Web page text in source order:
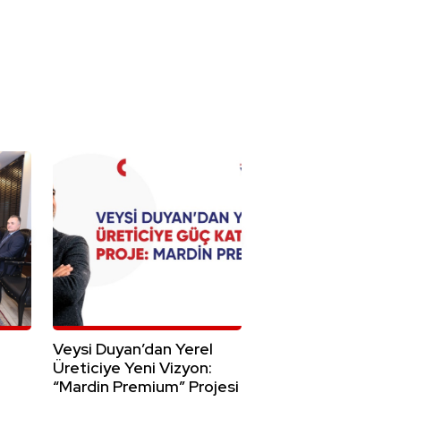
Veysi Duyan’dan Yerel
Üreticiye Yeni Vizyon:
“Mardin Premium” Projesi